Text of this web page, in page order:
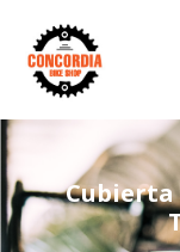
Cubierta